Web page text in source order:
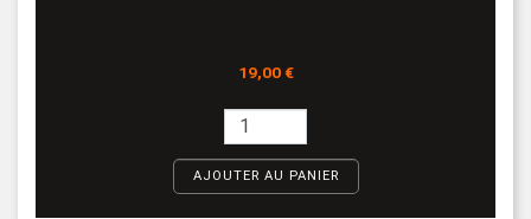
Prix
19,00 €
AJOUTER AU PANIER